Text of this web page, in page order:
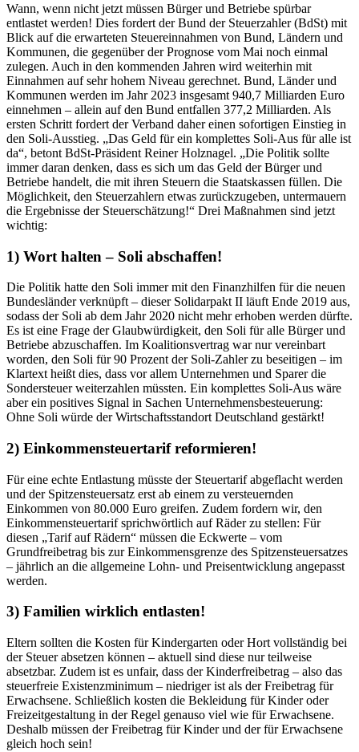
Wann, wenn nicht jetzt müssen Bürger und Betriebe spürbar
entlastet werden! Dies fordert der Bund der Steuerzahler (BdSt) mit
Blick auf die erwarteten Steuereinnahmen von Bund, Ländern und
Kommunen, die gegenüber der Prognose vom Mai noch einmal
zulegen. Auch in den kommenden Jahren wird weiterhin mit
Einnahmen auf sehr hohem Niveau gerechnet. Bund, Länder und
Kommunen werden im Jahr 2023 insgesamt 940,7 Milliarden Euro
einnehmen – allein auf den Bund entfallen 377,2 Milliarden. Als
ersten Schritt fordert der Verband daher einen sofortigen Einstieg in
den Soli-Ausstieg. „Das Geld für ein komplettes Soli-Aus für alle ist
da“, betont BdSt-Präsident Reiner Holznagel. „Die Politik sollte
immer daran denken, dass es sich um das Geld der Bürger und
Betriebe handelt, die mit ihren Steuern die Staatskassen füllen. Die
Möglichkeit, den Steuerzahlern etwas zurückzugeben, untermauern
die Ergebnisse der Steuerschätzung!“ Drei Maßnahmen sind jetzt
wichtig:
1) Wort halten – Soli abschaffen!
Die Politik hatte den Soli immer mit den Finanzhilfen für die neuen
Bundesländer verknüpft – dieser Solidarpakt II läuft Ende 2019 aus,
sodass der Soli ab dem Jahr 2020 nicht mehr erhoben werden dürfte.
Es ist eine Frage der Glaubwürdigkeit, den Soli für alle Bürger und
Betriebe abzuschaffen. Im Koalitionsvertrag war nur vereinbart
worden, den Soli für 90 Prozent der Soli-Zahler zu beseitigen – im
Klartext heißt dies, dass vor allem Unternehmen und Sparer die
Sondersteuer weiterzahlen müssten. Ein komplettes Soli-Aus wäre
aber ein positives Signal in Sachen Unternehmensbesteuerung:
Ohne Soli würde der Wirtschaftsstandort Deutschland gestärkt!
2) Einkommensteuertarif reformieren!
Für eine echte Entlastung müsste der Steuertarif abgeflacht werden
und der Spitzensteuersatz erst ab einem zu versteuernden
Einkommen von 80.000 Euro greifen. Zudem fordern wir, den
Einkommensteuertarif sprichwörtlich auf Räder zu stellen: Für
diesen „Tarif auf Rädern“ müssen die Eckwerte – vom
Grundfreibetrag bis zur Einkommensgrenze des Spitzensteuersatzes
– jährlich an die allgemeine Lohn- und Preisentwicklung angepasst
werden.
3) Familien wirklich entlasten!
Eltern sollten die Kosten für Kindergarten oder Hort vollständig bei
der Steuer absetzen können – aktuell sind diese nur teilweise
absetzbar. Zudem ist es unfair, dass der Kinderfreibetrag – also das
steuerfreie Existenzminimum – niedriger ist als der Freibetrag für
Erwachsene. Schließlich kosten die Bekleidung für Kinder oder
Freizeitgestaltung in der Regel genauso viel wie für Erwachsene.
Deshalb müssen der Freibetrag für Kinder und der für Erwachsene
gleich hoch sein!